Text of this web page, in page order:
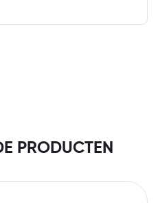
PRODUCTEN